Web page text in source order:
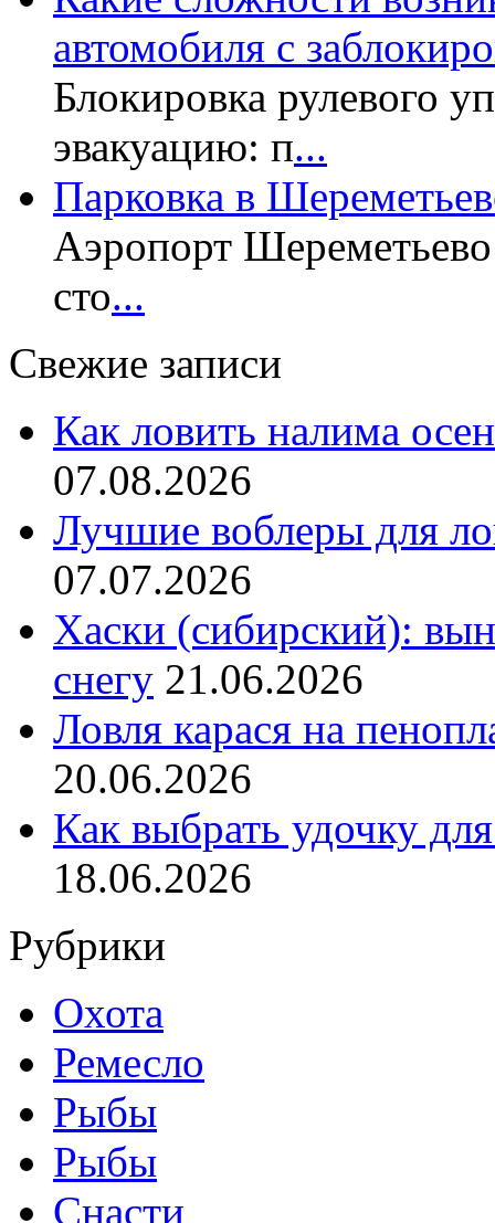
автомобиля с
Блокировка рулевого
эвакуацию: п...
Парковка в
Аэропорт Шереметьево
сто...
Свежие записи
Как ловить налима
07.08.2026
Лучшие воблеры для
07.07.2026
Хаски (сибирский):
снегу 21.06.2026
Ловля карася на
20.06.2026
Как выбрать удочку
18.06.2026
Рубрики
Охота
Ремесло
Рыбы
Рыбы
Снасти